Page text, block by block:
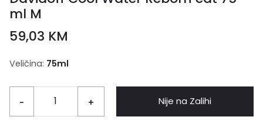
ml M
59,03 KM
Veličina: 75ml
- + Nije na Zalihi